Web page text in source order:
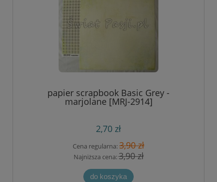
papier scrapbook Basic Grey -
marjolane [MRJ-2914]
2,70 zł
Cena regularna:3,90 zł
Najniższa cena:3,90 zł
do koszyka